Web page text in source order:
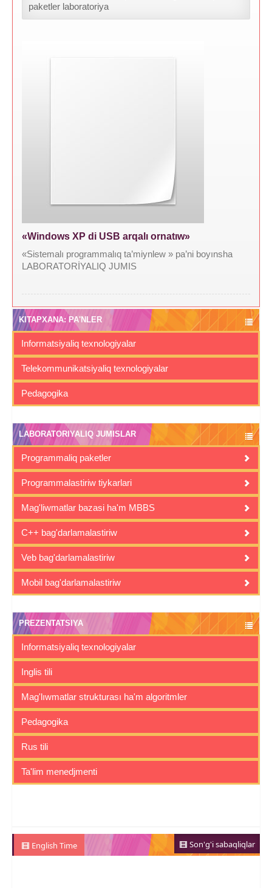
paketler laboratoriya
«Windows XP di USB arqalı ornatıw»
«Sistemalı programmalıq ta’miynlew » pa’ni boyınsha
LABORATORİYALIQ JUMIS
KITAPXANA: PA'NLER
Informatsiyaliq texnologiyalar
Telekommunikatsiyaliq texnologiyalar
Pedagogika
LABORATORIYALIQ JUMISLAR
Programmaliq paketler
Programmalastiriw tiykarlari
Mag'liwmatlar bazasi ha'm MBBS
C++ bag'darlamalastiriw
Veb bag'darlamalastiriw
Mobil bag'darlamalastiriw
PREZENTATSIYA
Informatsiyaliq texnologiyalar
Inglis tili
Mag'lıwmatlar strukturası ha'm algoritmler
Pedagogika
Rus tili
Ta'lim menedjmenti
English Time Son'g'i sabaqliqlar